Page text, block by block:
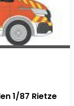
1/87 Rietze